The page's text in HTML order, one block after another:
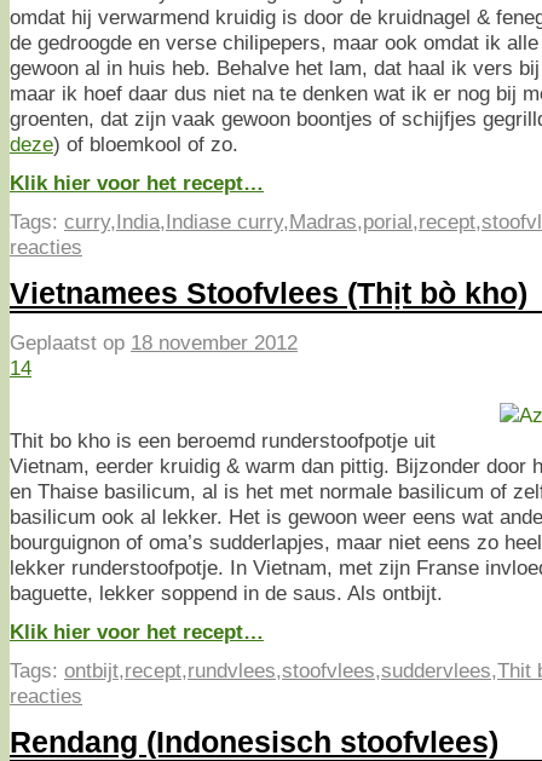
omdat hij verwarmend kruidig is door de kruidnagel &
de gedroogde en verse chilipepers, maar ook omdat ik
gewoon al in huis heb. Behalve het lam, dat haal ik vers
maar ik hoef daar dus niet na te denken wat ik er nog bij
groenten, dat zijn vaak gewoon boontjes of schijfjes
deze) of bloemkool of zo.
Klik hier voor het recept…
Tags: curry,India,Indiase curry,Madras,porial,recept,
reacties
Vietnamees Stoofvlees (Thịt bò kho)
Geplaatst op 18 november 2012
14
Thit bo kho is een beroemd runderstoofpotje uit
Vietnam, eerder kruidig & warm dan pittig. Bijzonder door
en Thaise basilicum, al is het met normale basilicum of
basilicum ook al lekker. Het is gewoon weer eens wat
bourguignon of oma’s sudderlapjes, maar niet eens zo
lekker runderstoofpotje. In Vietnam, met zijn Franse
baguette, lekker soppend in de saus. Als ontbijt.
Klik hier voor het recept…
Tags: ontbijt,recept,rundvlees,stoofvlees,suddervlees,Thit
reacties
Rendang (Indonesisch stoofvlees)